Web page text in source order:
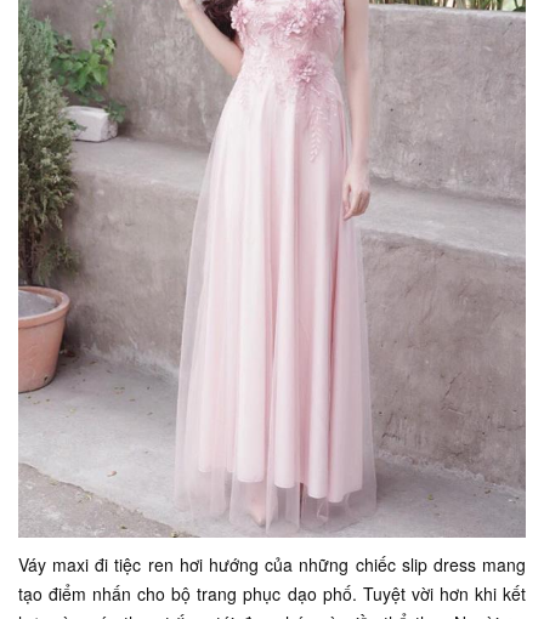
Váy maxi đi tiệc ren hơi hướng của những chiếc slip dress mang
tạo điểm nhấn cho bộ trang phục dạo phố. Tuyệt vời hơn khi kết